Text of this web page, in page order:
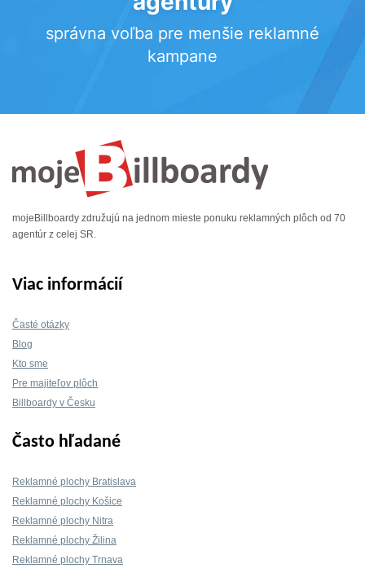
správna voľba pre menšie reklamné
kampane
mojeBillboardy združujú na jednom mieste ponuku reklamných plôch od 70
agentúr z celej SR.
Viac informácií
Časté otázky
Blog
Kto sme
Pre majiteľov plôch
Billboardy v Česku
Často hľadané
Reklamné plochy Bratislava
Reklamné plochy Košice
Reklamné plochy Nitra
Reklamné plochy Žilina
Reklamné plochy Trnava